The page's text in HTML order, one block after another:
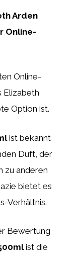
Arden
Online-
Online-
Elizabeth
Option ist.
ist bekannt
Duft, der
zu anderen
bietet es
Verhältnis.
Bewertung
ist die